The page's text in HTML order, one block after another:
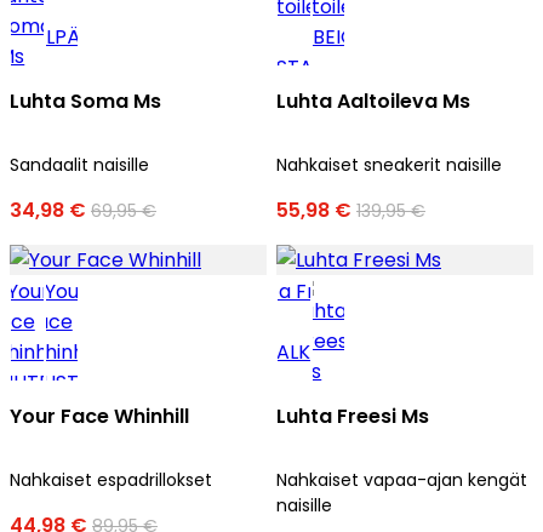
Luhta Soma Ms
Sandaalit naisille
34,98 € 69,95 €
Luhta Aaltoileva Ms
Nahkaiset sneakerit naisille
55,98 € 139,95 €
Your Face Whinhill
Nahkaiset espadrillokset
44,98 € 89,95 €
Luhta Freesi Ms
Nahkaiset vapaa-ajan kengät
naisille